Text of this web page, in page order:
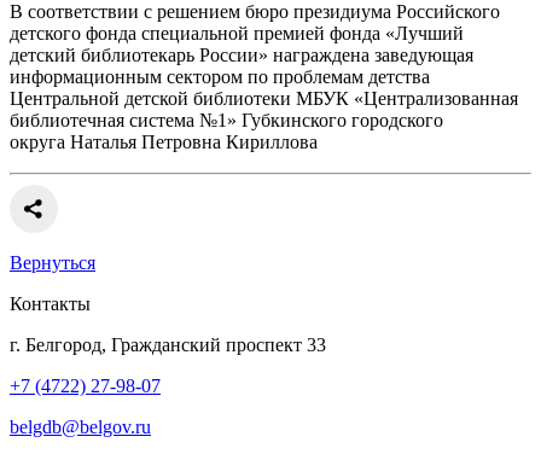
В соответствии с решением бюро президиума Российского
детского фонда специальной премией фонда «Лучший
детский библиотекарь России» награждена заведующая
информационным сектором по проблемам детства
Центральной детской библиотеки МБУК «Централизованная
библиотечная система №1» Губкинского городского
округа Наталья Петровна Кириллова
Вернуться
Контакты
г. Белгород, Гражданский проспект 33
+7 (4722) 27-98-07
belgdb@belgov.ru